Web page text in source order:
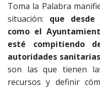
Toma la Palabra
situación: que desde
como el
esté compitiendo
autoridades
son las que tienen
recursos y definir